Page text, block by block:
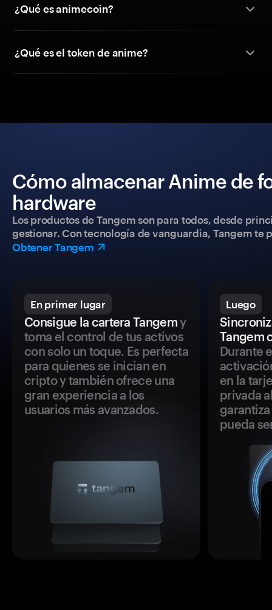
¿Qué es animecoin?
¿Qué es el token de anime?
Cómo almacenar Anime de
hardware
Los productos de Tangem son para todos, desde
gestionar. Con tecnología de vanguardia, Tangem
Obtener Tangem
En primer lugar
Consigue la cartera Tangemy
toma el control de tus activos
con solo un toque. Es perfecta
para quienes se inician en
cripto y también ofrece una
gran experiencia a los
usuarios más avanzados.
Luego
Tangem
Durante
en la
privada
pueda